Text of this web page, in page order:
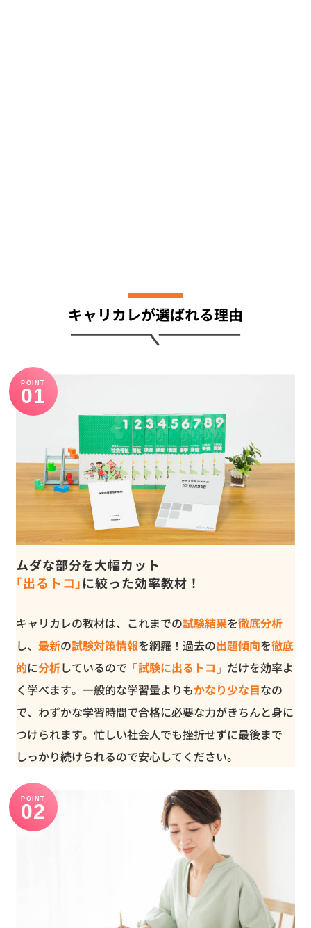
キャリカレが選ばれる理由
POINT
ムダな部分を大幅カット
｢出るトコ｣に絞った効率教材！
キャリカレの教材は、これまでの試験結果を徹底分析
し、 最新の試験対策情報を網羅！過去の出題傾向を徹底
的に分析しているので「試験に出るトコ 」だけを効率よ
く学べます。一般的な学習量よりもかなり少な目なの
で、わずかな学習時間で合格に必要な力がきちんと身に
つけられます。忙しい社会人でも挫折せずに最後まで
しっかり続けられるので安心してください。
POINT